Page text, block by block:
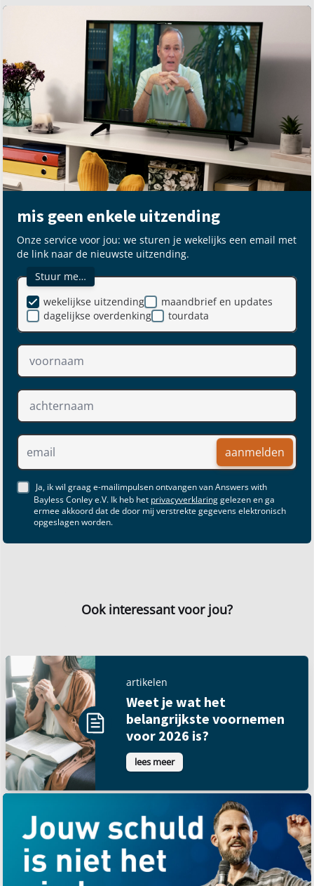
mis geen enkele uitzending
Onze service voor jou: we sturen je wekelijks een email met
de link naar de nieuwste uitzending.
Stuur me…
maandbrief en updates
dagelijkse overdenking
wekelijkse uitzending
tourdata
aanmelden
Ja, ik wil graag e-mailimpulsen ontvangen van Answers with
Bayless Conley e.V. Ik heb het privacyverklaringgelezen en ga
ermee akkoord dat de door mij verstrekte gegevens elektronisch
opgeslagen worden.
Ook interessant voor jou?
artikelen
Weet je wat het
belangrijkste voornemen
voor 2026 is?
lees meer